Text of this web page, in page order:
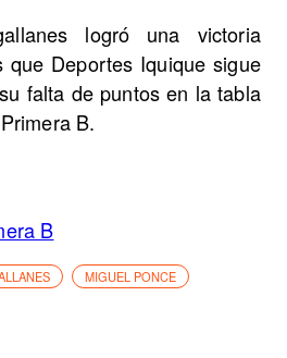
logró una victoria
que Deportes Iquique sigue
falta de puntos en la tabla
B.
B
MIGUEL PONCE